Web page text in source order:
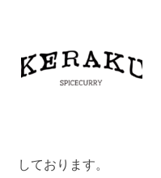
k
しております。